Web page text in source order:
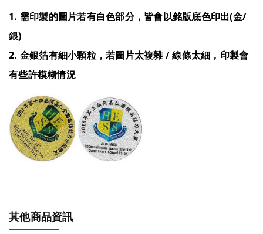
1. 需印製的圖片若有白色部分，皆會以銘版底色印出(金/
銀)
2. 金銀箔有細小顆粒，若圖片太複雜 / 線條太細，印製會
有些許模糊情況
其他商品資訊